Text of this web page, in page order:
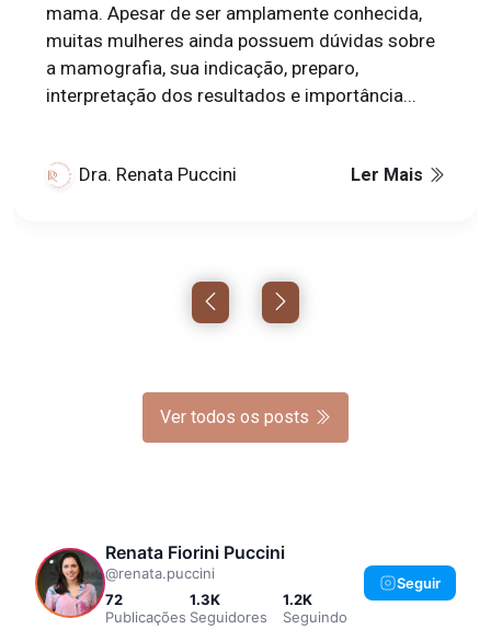
mama. Apesar de ser amplamente conhecida,
muitas mulheres ainda possuem dúvidas sobre
a mamografia, sua indicação, preparo,
interpretação dos resultados e importância...
Dra. Renata Puccini Ler Mais
Ver todos os posts
Renata Fiorini Puccini
@renata.puccini
72
Publicações
1.3K
Seguidores
1.2K
Seguindo
Seguir